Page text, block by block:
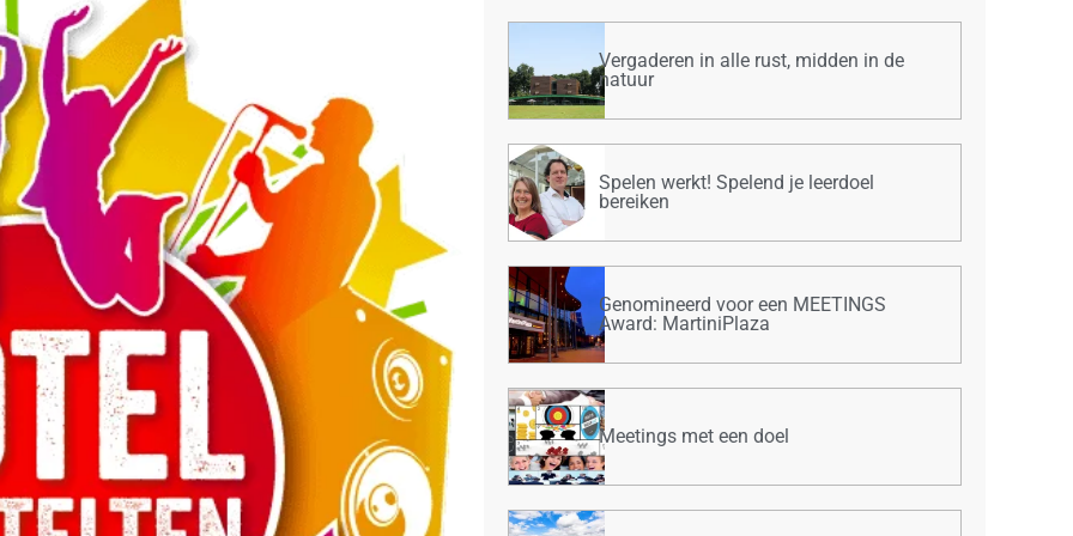
Vergaderen in alle rust, midden in de
natuur
Spelen werkt! Spelend je leerdoel
bereiken
Genomineerd voor een MEETINGS
Award: MartiniPlaza
Meetings met een doel